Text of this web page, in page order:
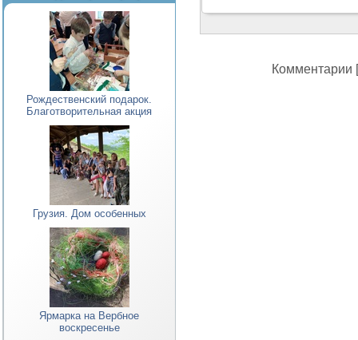
Рождественский подарок.
Благотворительная акция
Грузия. Дом особенных
Ярмарка на Вербное
воскресенье
Комментарии